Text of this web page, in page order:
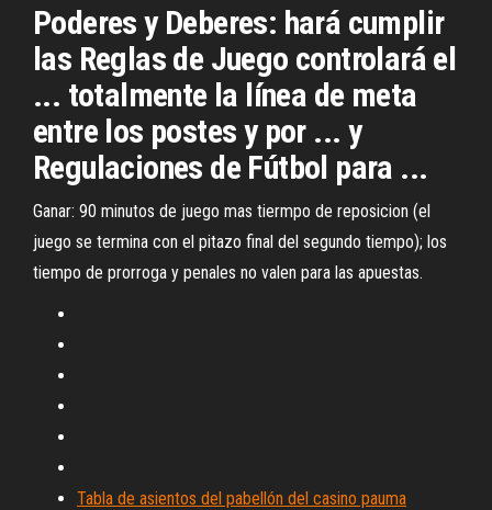
Poderes y Deberes: hará cumplir
las Reglas de Juego controlará el
... totalmente la línea de meta
entre los postes y por ... y
Regulaciones de Fútbol para ...
Ganar: 90 minutos de juego mas tiermpo de reposicion (el
juego se termina con el pitazo final del segundo tiempo); los
tiempo de prorroga y penales no valen para las apuestas.
Tabla de asientos del pabellón del casino pauma